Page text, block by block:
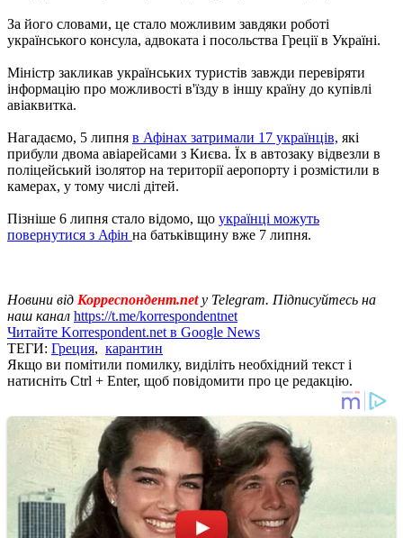
За його словами, це стало можливим завдяки роботі
українського консула, адвоката і посольства Греції в Україні.
Міністр закликав українських туристів завжди перевіряти
інформацію про можливості в'їзду в іншу країну до купівлі
авіаквитка.
Нагадаємо, 5 липня в Афінах затримали 17 українців, які
прибули двома авіарейсами з Києва. Їх в автозаку відвезли в
поліцейський ізолятор на території аеропорту і розмістили в
камерах, у тому числі дітей.
Пізніше 6 липня стало відомо, що українці можуть
повернутися з Афін на батьківщину вже 7 липня.
Новини від Корреспондент.net у Telegram. Підписуйтесь на
наш канал https://t.me/korrespondentnet
Читайте Korrespondent.net в Google News
ТЕГИ: Греция, карантин
Якщо ви помітили помилку, виділіть необхідний текст і
натисніть Ctrl + Enter, щоб повідомити про це редакцію.